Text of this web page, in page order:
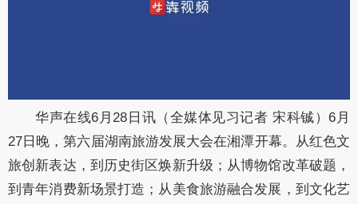
华声在线6月28日讯（全媒体见习记者 宋科铖）6月
27日晚，第六届湖南旅游发展大会在湘潭开幕。从红色文
旅创新表达，到历史街区焕新升级；从博物馆改革破题，
到青年消费新场景打造；从美食旅游融合发展，到文化艺